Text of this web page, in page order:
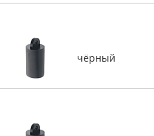
чёрный